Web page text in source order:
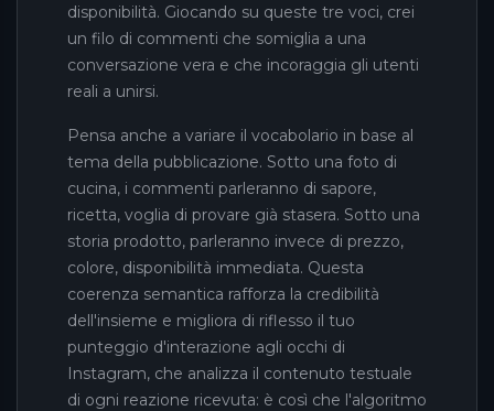
disponibilità. Giocando su queste tre voci, crei
un filo di commenti che somiglia a una
conversazione vera e che incoraggia gli utenti
reali a unirsi.
Pensa anche a variare il vocabolario in base al
tema della pubblicazione. Sotto una foto di
cucina, i commenti parleranno di sapore,
ricetta, voglia di provare già stasera. Sotto una
storia prodotto, parleranno invece di prezzo,
colore, disponibilità immediata. Questa
coerenza semantica rafforza la credibilità
dell'insieme e migliora di riflesso il tuo
punteggio d'interazione agli occhi di
Instagram, che analizza il contenuto testuale
di ogni reazione ricevuta: è così che l'algoritmo